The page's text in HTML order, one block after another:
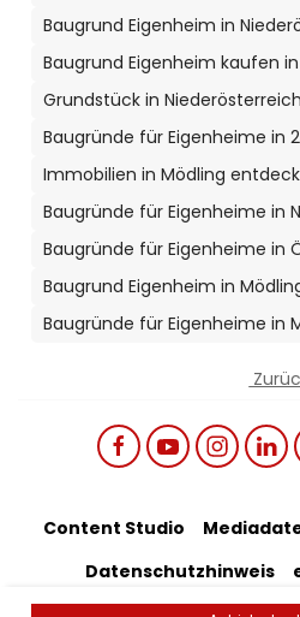
Baugrund Eigenheim in
Baugrund Eigenheim kaufen
Grundstück in
Baugründe für Eigenheime in
Immobilien in Mödling
Baugründe für Eigenheime in
Baugründe für Eigenheime in
Baugrund Eigenheim in
Baugründe für Eigenheime in
Social links
Footer
Content Studio
Datenschutzhinweis